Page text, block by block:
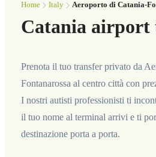
Home Italy Aeroporto di Catania-
Catania airport
Prenota il tuo transfer privato da
Fontanarossa al centro città con
I nostri autisti professionisti ti
il tuo nome al terminal arrivi e ti
destinazione porta a porta.